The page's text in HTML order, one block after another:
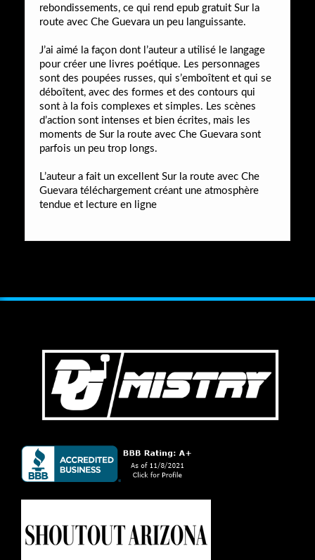
rebondissements, ce qui rend epub gratuit Sur la
route avec Che Guevara un peu languissante.
J’ai aimé la façon dont l’auteur a utilisé le langage
pour créer une livres poétique. Les personnages
sont des poupées russes, qui s’emboîtent et qui se
déboîtent, avec des formes et des contours qui
sont à la fois complexes et simples. Les scènes
d’action sont intenses et bien écrites, mais les
moments de Sur la route avec Che Guevara sont
parfois un peu trop longs.
L’auteur a fait un excellent Sur la route avec Che
Guevara téléchargement créant une atmosphère
tendue et lecture en ligne